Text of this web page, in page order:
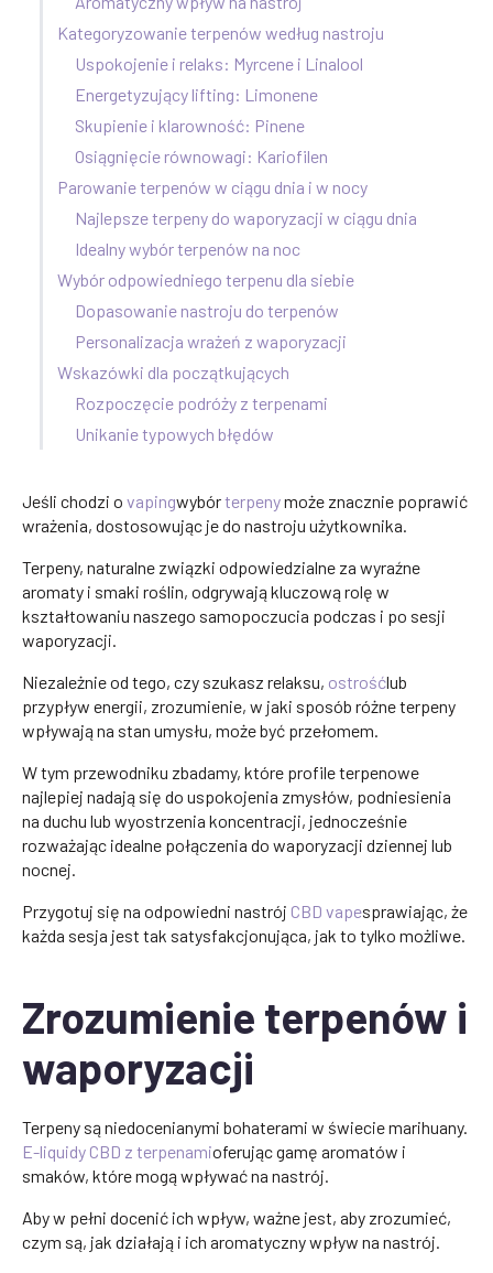
Kategoryzowanie terpenów według nastroju
Uspokojenie i relaks: Myrcene i Linalool
Energetyzujący lifting: Limonene
Skupienie i klarowność: Pinene
Osiągnięcie równowagi: Kariofilen
Parowanie terpenów w ciągu dnia i w nocy
Najlepsze terpeny do waporyzacji w ciągu dnia
Idealny wybór terpenów na noc
Wybór odpowiedniego terpenu dla siebie
Dopasowanie nastroju do terpenów
Personalizacja wrażeń z waporyzacji
Wskazówki dla początkujących
Rozpoczęcie podróży z terpenami
Unikanie typowych błędów
Jeśli chodzi o vapingwybórterpenymoże znacznie poprawić
wrażenia, dostosowując je do nastroju użytkownika.
Terpeny, naturalne związki odpowiedzialne za wyraźne
aromaty i smaki roślin, odgrywają kluczową rolę w
kształtowaniu naszego samopoczucia podczas i po sesji
waporyzacji.
Niezależnie od tego, czy szukasz relaksu, ostrośćlub
przypływ energii, zrozumienie, w jaki sposób różne terpeny
wpływają na stan umysłu, może być przełomem.
W tym przewodniku zbadamy, które profile terpenowe
najlepiej nadają się do uspokojenia zmysłów, podniesienia
na duchu lub wyostrzenia koncentracji, jednocześnie
rozważając idealne połączenia do waporyzacji dziennej lub
nocnej.
Przygotuj się na odpowiedni nastrój CBD vapesprawiając, że
każda sesja jest tak satysfakcjonująca, jak to tylko możliwe.
Zrozumienie terpenów i
waporyzacji
Terpeny są niedocenianymi bohaterami w świecie marihuany.
E-liquidy CBD z terpenamioferując gamę aromatów i
smaków, które mogą wpływać na nastrój.
Aby w pełni docenić ich wpływ, ważne jest, aby zrozumieć,
czym są, jak działają i ich aromatyczny wpływ na nastrój.